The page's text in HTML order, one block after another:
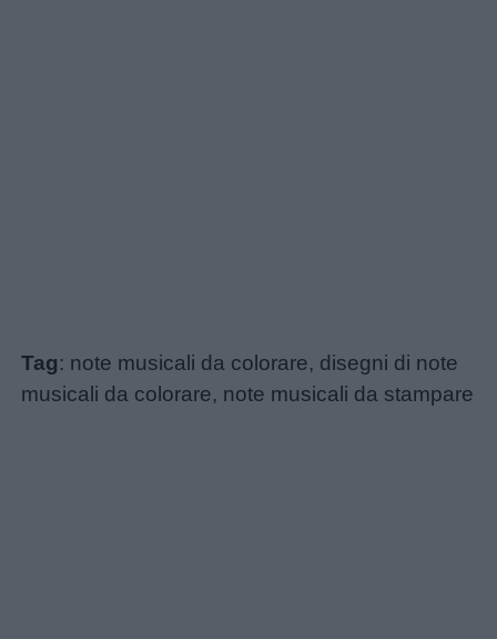
Tag: note musicali da colorare, disegni di note
musicali da colorare, note musicali da stampare